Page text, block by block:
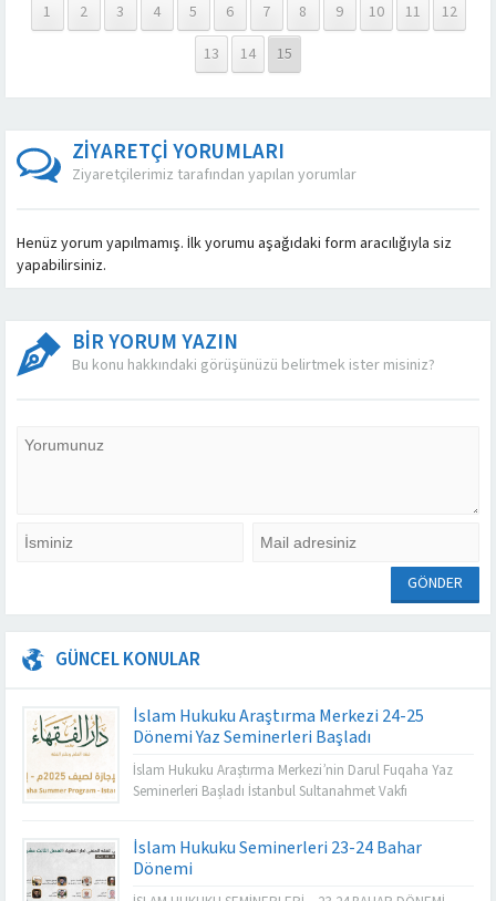
1 2 3 4 5 6 7 8 9 10 11
12
13
14 15
ZİYARETÇİ YORUMLARI
Ziyaretçilerimiz tarafından yapılan yorumlar
Henüz yorum yapılmamış. İlk yorumu aşağıdaki form aracılığıyla siz
yapabilirsiniz.
BİR YORUM YAZIN
Bu konu hakkındaki görüşünüzü belirtmek ister misiniz?
GÜNCEL KONULAR
İslam Hukuku Araştırma Merkezi 24-25
Dönemi Yaz Seminerleri Başladı
İslam Hukuku Araştırma Merkezi’nin Darul Fuqaha Yaz
Seminerleri Başladı İstanbul Sultanahmet Vakfı
Seminerleri, 2024-2025 dönemi için başladı. İngilizce ve
Arapça olarak yürütülen bu yılki program, İslam hukuku
alanında ihtisaslaşmış çok sayıda kıymetli hocanın
İslam Hukuku Seminerleri 23-24 Bahar
Dönemi